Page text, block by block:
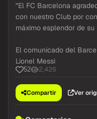
"El FC Barcelona
con nuestro Club por
máximo esplendor de su
El comunicado del
Lionel Messi
52 2,426
Compartir Ver